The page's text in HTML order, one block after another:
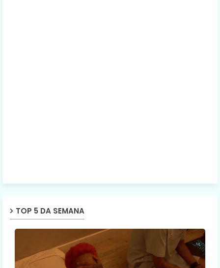
TOP 5 DA SEMANA